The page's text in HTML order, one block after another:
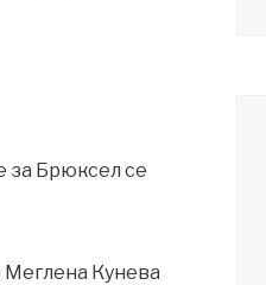
за Брюксел се
Меглена Кунева